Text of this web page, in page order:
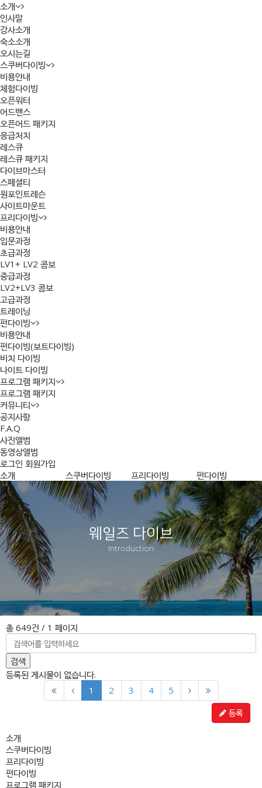
소개
인사말
강사소개
숙소소개
오시는길
스쿠버다이빙
비용안내
체험다이빙
오픈워터
어드밴스
오픈어드 패키지
응급처치
레스큐
레스큐 패키지
다이브마스터
스페셜티
원포인트레슨
사이트마운트
프리다이빙
비용안내
입문과정
초급과정
LV1+ LV2 콤보
중급과정
LV2+LV3 콤보
고급과정
트레이닝
펀다이빙
비용안내
펀다이빙(보트다이빙)
비치 다이빙
나이트 다이빙
프로그램 패키지
프로그램 패키지
커뮤니티
공지사항
F.A.Q
사진앨범
동영상앨범
로그인 회원가입
소개
스쿠버다이빙 프리다이빙 펀다이빙
웨일즈 다이브
Introduction
총 649건 / 1 페이지
검색
등록된 게시물이 없습니다.
1
2 3 4 5
등록
소개
스쿠버다이빙
프리다이빙
펀다이빙
프로그램 패키지